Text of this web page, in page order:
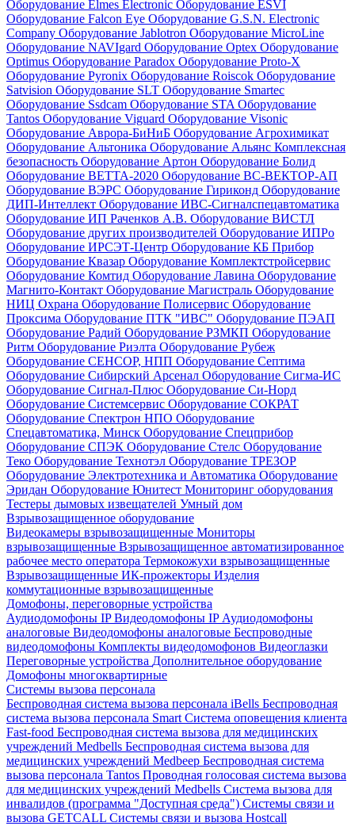
Оборудование Elmes Electronic Оборудование ESVI
Оборудование Falcon Eye Оборудование G.S.N. Electronic
Company Оборудование Jablotron Оборудование MicroLine
Оборудование NAVIgard Оборудование Optex Оборудование
Optimus Оборудование Paradox Оборудование Proto-X
Оборудование Pyronix Оборудование Roiscok Оборудование
Satvision Оборудование SLT Оборудование Smartec
Оборудование Ssdcam Оборудование STA Оборудование
Tantos Оборудование Viguard Оборудование Visonic
Оборудование Аврора-БиНиБ Оборудование Агрохимикат
Оборудование Альтоника Оборудование Альянс Комплексная
безопасность Оборудование Артон Оборудование Болид
Оборудование ВЕТТА-2020 Оборудование ВС-ВЕКТОР-АП
Оборудование ВЭРС Оборудование Гириконд Оборудование
ДИП-Интеллект Оборудование ИВС-Сигналспецавтоматика
Оборудование ИП Раченков А.В. Оборудование ВИСТЛ
Оборудование других производителей Оборудование ИПРо
Оборудование ИРСЭТ-Центр Оборудование КБ Прибор
Оборудование Квазар Оборудование Комплектстройсервис
Оборудование Комтид Оборудование Лавина Оборудование
Магнито-Контакт Оборудование Магистраль Оборудование
НИЦ Охрана Оборудование Полисервис Оборудование
Проксима Оборудование ПТК "ИВС" Оборудование ПЭАП
Оборудование Радий Оборудование РЗМКП Оборудование
Ритм Оборудование Риэлта Оборудование Рубеж
Оборудование СЕНСОР, НПП Оборудование Септима
Оборудование Сибирский Арсенал Оборудование Сигма-ИС
Оборудование Сигнал-Плюс Оборудование Си-Норд
Оборудование Системсервис Оборудование СОКРАТ
Оборудование Спектрон НПО Оборудование
Спецавтоматика, Минск Оборудование Спецприбор
Оборудование СПЭК Оборудование Стелс Оборудование
Теко Оборудование Технотэл Оборудование ТРЕЗОР
Оборудование Электротехника и Автоматика Оборудование
Эридан Оборудование Юнитест Мониторинг оборудования
Тестеры дымовых извещателей Умный дом
Взрывозащищенное оборудование
Видеокамеры взрывозащищенные Мониторы
взрывозащищенные Взрывозащищенное автоматизированное
рабочее место оператора Термокожухи взрывозащищенные
Взрывозащищенные ИК-прожекторы Изделия
коммутационные взрывозащищенные
Домофоны, переговорные устройства
Аудиодомофоны IPВидеодомофоны IP Аудиодомофоны
аналоговые Видеодомофоны аналоговые Беспроводные
видеодомофоны Комплекты видеодомофонов Видеоглазки
Переговорные устройства Дополнительное оборудование
Домофоны многоквартирные
Системы вызова персонала
Беспроводная система вызова персонала iBells Беспроводная
система вызова персонала Smart Система оповещения клиента
Fast-food Беспроводная система вызова для медицинских
учреждений Medbells Беспроводная система вызова для
медицинских учреждений Medbeep Беспроводная система
вызова персонала Tantos Проводная голосовая система вызова
для медицинских учреждений Medbells Система вызова для
инвалидов (программа "Доступная среда") Системы связи и
вызова GETCALL Системы связи и вызова Hostcall